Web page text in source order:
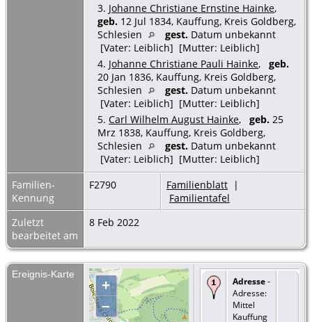
3. Johanne Christiane Ernstine Hainke,
geb. 12 Jul 1834, Kauffung, Kreis Goldberg,
Schlesien
gest. Datum unbekannt
[Vater: Leiblich] [Mutter: Leiblich]
4. Johanne Christiane Pauli Hainke, geb.
20 Jan 1836, Kauffung, Kreis Goldberg,
Schlesien
gest. Datum unbekannt
[Vater: Leiblich] [Mutter: Leiblich]
5. Carl Wilhelm August Hainke, geb. 25
Mrz 1838, Kauffung, Kreis Goldberg,
Schlesien
gest. Datum unbekannt
[Vater: Leiblich] [Mutter: Leiblich]
Familien-
Kennung
F2790 Familienblatt |
Familientafel
Zuletzt
bearbeitet am
8 Feb 2022
Ereignis-Karte
+
–
Adresse-
Adresse:
Mittel
Kauffung